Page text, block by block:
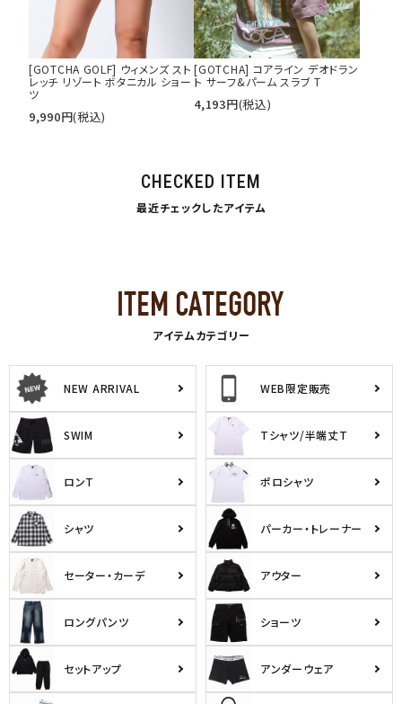
[GOTCHA GOLF] ウィメンズ スト
レッチ リゾート ボタニカル ショー
ツ
9,990円(税込)
[GOTCHA] コアライン デオドラン
ト サーフ&パーム スラブ T
4,193円(税込)
CHECKED ITEM
最近チェックしたアイテム
アイテムカテゴリー
NEW ARRIVAL WEB限定販売
SWIM Tシャツ/半端丈T
ロンT ポロシャツ
シャツ パーカー・トレーナー
セーター・カーデ アウター
ロングパンツ ショーツ
セットアップ アンダーウェア